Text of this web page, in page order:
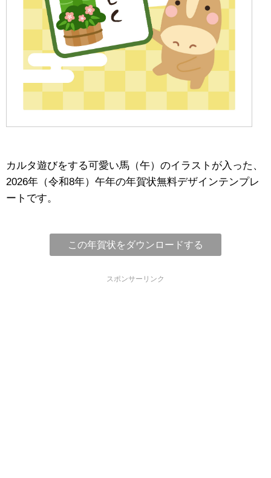
カルタ遊びをする可愛い馬（午）のイラストが入った、
2026年（令和8年）午年の年賀状無料デザインテンプレ
ートです。
この年賀状をダウンロードする
スポンサーリンク